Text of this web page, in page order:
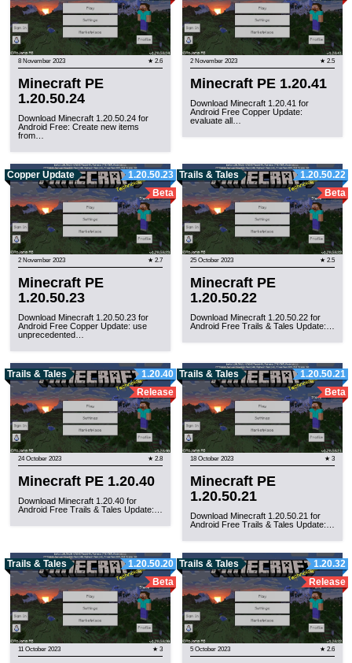
8 November 2023 ★ 2.6
Minecraft PE
1.20.50.24
Download Minecraft 1.20.50.24 for
Android Free: Create new items
from…
2 November 2023 ★ 2.5
Minecraft PE 1.20.41
Download Minecraft 1.20.41 for
Android Free Copper Update:
evaluate all…
Copper Update
1.20.50.23
Beta
2 November 2023 ★ 2.7
Minecraft PE
1.20.50.23
Download Minecraft 1.20.50.23 for
Android Free Copper Update: use
unprecedented…
Trails & Tales
1.20.50.22
Beta
25 October 2023 ★ 2.5
Minecraft PE
1.20.50.22
Download Minecraft 1.20.50.22 for
Android Free Trails & Tales Update:…
Trails & Tales
1.20.40
Release
24 October 2023 ★ 2.8
Minecraft PE 1.20.40
Download Minecraft 1.20.40 for
Android Free Trails & Tales Update:…
Trails & Tales
1.20.50.21
Beta
18 October 2023 ★ 3
Minecraft PE
1.20.50.21
Download Minecraft 1.20.50.21 for
Android Free Trails & Tales Update:…
Trails & Tales
1.20.50.20
Beta
11 October 2023 ★ 3
Trails & Tales
1.20.32
Release
5 October 2023 ★ 2.6